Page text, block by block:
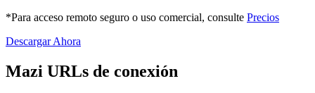
*Para acceso remoto seguro o uso comercial, consulte Precios
Descargar Ahora
Mazi URLs de conexión